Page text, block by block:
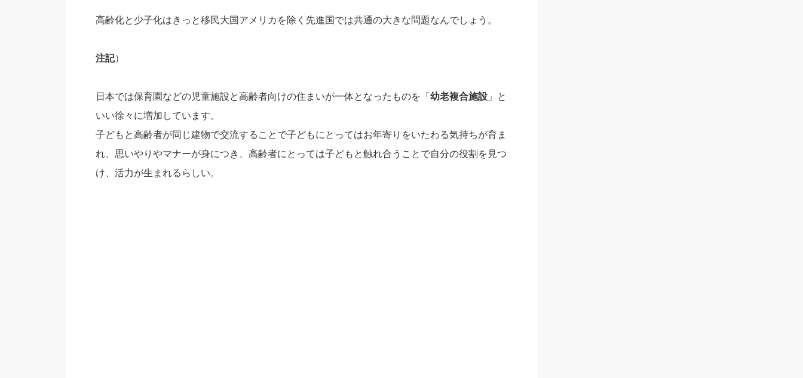
高齢化と少子化はきっと移民大国アメリカを除く先進国では共通の大きな問題なんでしょう。
注記）
日本では保育園などの児童施設と高齢者向けの住まいが一体となったものを「 幼老複合施設」と
いい徐々に増加しています。
子どもと高齢者が同じ建物で交流することで子どもにとってはお年寄りをいたわる気持ちが育ま
れ、思いやりやマナーが身につき、高齢者にとっては子どもと触れ合うことで自分の役割を見つ
け、活力が生まれるらしい。